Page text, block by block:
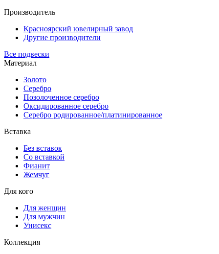
Производитель
Красноярский ювелирный завод
Другие производители
Все подвески
Материал
Золото
Серебро
Позолоченное серебро
Оксидированное серебро
Серебро родированное/платинированное
Вставка
Без вставок
Со вставкой
Фианит
Жемчуг
Для кого
Для женщин
Для мужчин
Унисекс
Коллекция